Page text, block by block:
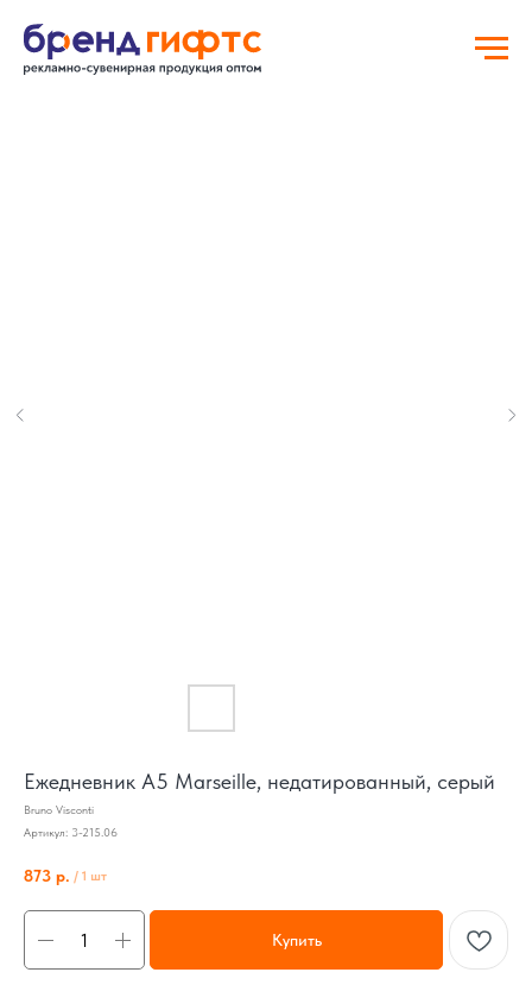
Ежедневник А5 Marseille, недатированный, серый
Bruno Visconti
Артикул: 3-215.06
873 р. / 1 шт
Купить